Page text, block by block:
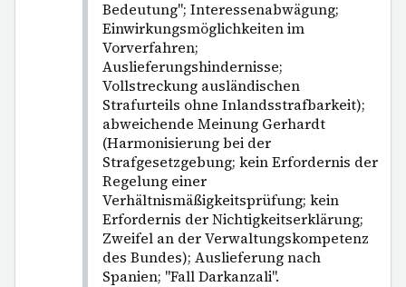
Bedeutung"; Interessenabwägung;
Einwirkungsmöglichkeiten im
Vorverfahren;
Auslieferungshindernisse;
Vollstreckung ausländischen
Strafurteils ohne Inlandsstrafbarkeit);
abweichende Meinung Gerhardt
(Harmonisierung bei der
Strafgesetzgebung; kein Erfordernis der
Regelung einer
Verhältnismäßigkeitsprüfung; kein
Erfordernis der Nichtigkeitserklärung;
Zweifel an der Verwaltungskompetenz
des Bundes); Auslieferung nach
Spanien; "Fall Darkanzali".